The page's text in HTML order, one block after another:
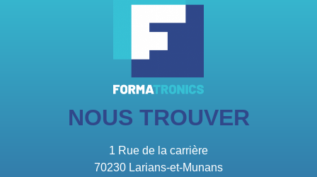
NOUS TROUVER
1 Rue de la carrière
70230 Larians-et-Munans